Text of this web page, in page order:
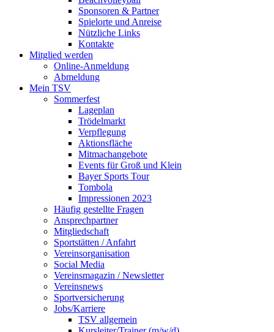
Sponsoren & Partner
Spielorte und Anreise
Nützliche Links
Kontakte
Mitglied werden
Online-Anmeldung
Abmeldung
Mein TSV
Sommerfest
Lageplan
Trödelmarkt
Verpflegung
Aktionsfläche
Mitmachangebote
Events für Groß und Klein
Bayer Sports Tour
Tombola
Impressionen 2023
Häufig gestellte Fragen
Ansprechpartner
Mitgliedschaft
Sportstätten / Anfahrt
Vereinsorganisation
Social Media
Vereinsmagazin / Newsletter
Vereinsnews
Sportversicherung
Jobs/Karriere
TSV allgemein